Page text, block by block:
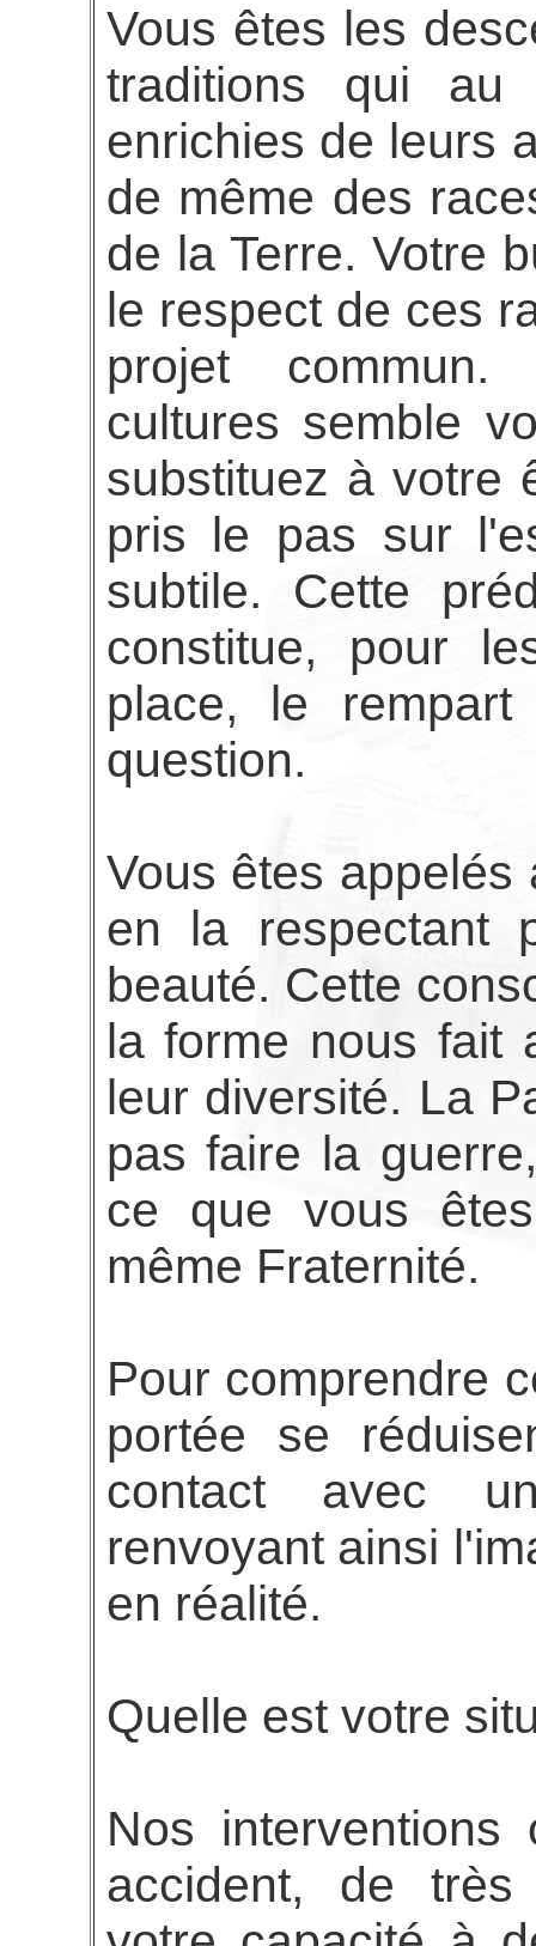
Vous êtes les
traditions qui
enrichies de leurs
de même des
de la Terre. Votre
le respect de ces
projet
cultures semble
substituez à votre
pris le pas sur
subtile. Cette
constitue, pour
place, le
question.
Vous êtes
en la respectant
beauté. Cette
la forme nous fait
leur diversité. La
pas faire la
ce que vous
même Fraternité.
Pour comprendre
portée se
contact avec
renvoyant ainsi
en réalité.
Quelle est votre
Nos
accident, de